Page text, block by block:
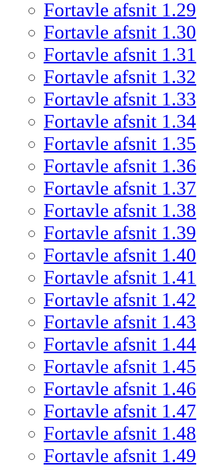
Fortavle afsnit 1.29
Fortavle afsnit 1.30
Fortavle afsnit 1.31
Fortavle afsnit 1.32
Fortavle afsnit 1.33
Fortavle afsnit 1.34
Fortavle afsnit 1.35
Fortavle afsnit 1.36
Fortavle afsnit 1.37
Fortavle afsnit 1.38
Fortavle afsnit 1.39
Fortavle afsnit 1.40
Fortavle afsnit 1.41
Fortavle afsnit 1.42
Fortavle afsnit 1.43
Fortavle afsnit 1.44
Fortavle afsnit 1.45
Fortavle afsnit 1.46
Fortavle afsnit 1.47
Fortavle afsnit 1.48
Fortavle afsnit 1.49